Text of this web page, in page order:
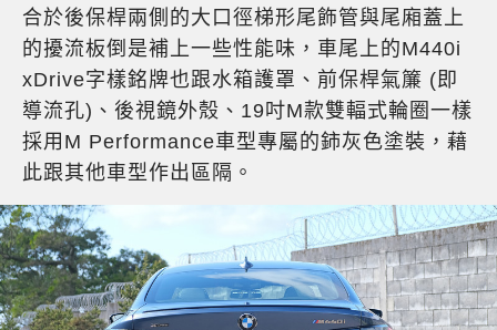
合於後保桿兩側的大口徑梯形尾飾管與尾廂蓋上
的擾流板倒是補上一些性能味，車尾上的M440i
xDrive字樣銘牌也跟水箱護罩、前保桿氣簾 (即
導流孔)、後視鏡外殼、19吋M款雙輻式輪圈一樣
採用M Performance車型專屬的鈰灰色塗裝，藉
此跟其他車型作出區隔。